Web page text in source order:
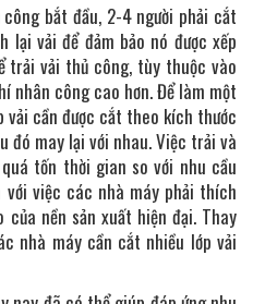
bắt đầu, 2-4 người phải cắt
vải để đảm bảo nó được xếp
trải vải thủ công, tùy thuộc vào
nhân công cao hơn. Để làm một
cần được cắt theo kích thước
đó may lại với nhau. Việc trải và
tốn thời gian so với nhu cầu
việc các nhà máy phải thích
nền sản xuất hiện đại. Thay
nhà máy cần cắt nhiều lớp vải